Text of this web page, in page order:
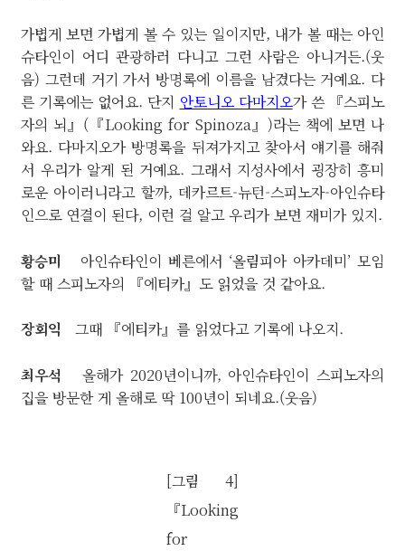
가볍게 보면 가볍게 볼 수 있는 일이지만, 내가 볼 때는 아인
슈타인이 어디 관광하러 다니고 그런 사람은 아니거든.(웃
음) 그런데 거기 가서 방명록에 이름을 남겼다는 거예요. 다
른 기록에는 없어요. 단지 안토니오 다마지오가 쓴 『스피노
자의 뇌』(『Looking for Spinoza』)라는 책에 보면 나
와요. 다마지오가 방명록을 뒤져가지고 찾아서 얘기를 해줘
서 우리가 알게 된 거예요. 그래서 지성사에서 굉장히 흥미
로운 아이러니라고 할까, 데카르트-뉴턴-스피노자-아인슈타
인으로 연결이 된다, 이런 걸 알고 우리가 보면 재미가 있지.
황승미 아인슈타인이 베른에서 ‘올림피아 아카데미’ 모임
할 때 스피노자의 『에티카』도 읽었을 것 같아요.
장회익 그때 『에티카』를 읽었다고 기록에 나오지.
최우석 올해가 2020년이니까, 아인슈타인이 스피노자의
집을 방문한 게 올해로 딱 100년이 되네요.(웃음)
[그림 4]
『Looking
for